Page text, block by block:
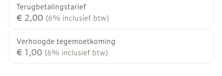
Terugbetalingstarief
€ 2,00 (6% inclusief btw)
Verhoogde tegemoetkoming
€ 1,00 (6% inclusief btw)